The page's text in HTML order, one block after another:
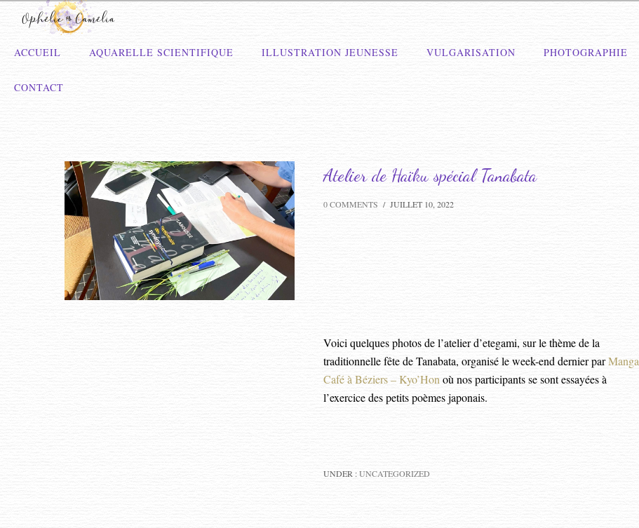
ACCUEIL AQUARELLE SCIENTIFIQUE ILLUSTRATION JEUNESSE VULGARISATION PHOTOGRAPHIE
CONTACT
Atelier de Haïku spécial Tanabata
0 COMMENTS / JUILLET 10, 2022
Voici quelques photos de l’atelier d’etegami, sur le thème de la
traditionnelle fête de Tanabata, organisé le week-end dernier parManga
Café à Béziers – Kyo’Hon où nos participants se sont essayées à
l’exercice des petits poèmes japonais.
UNDER :UNCATEGORIZED